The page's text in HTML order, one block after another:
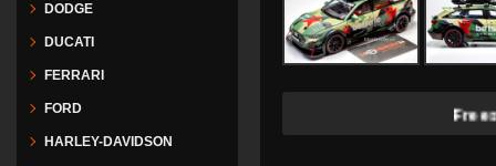
DODGE
DUCATI
FERRARI
FORD
HARLEY-DAVIDSON
Freeship tại